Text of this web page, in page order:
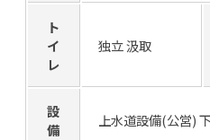
ト
イ
レ
独立 汲取
設
備
上水道設備(公営)